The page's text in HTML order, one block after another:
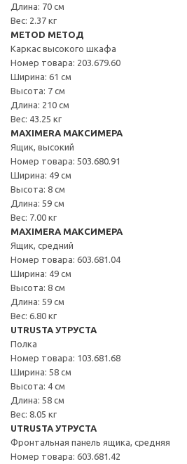
Длина: 70 см
Вес: 2.37 кг
METOD МЕТОД
Каркас высокого шкафа
Номер товара: 203.679.60
Ширина: 61 см
Высота: 7 см
Длина: 210 см
Вес: 43.25 кг
MAXIMERA МАКСИМЕРА
Ящик, высокий
Номер товара: 503.680.91
Ширина: 49 см
Высота: 8 см
Длина: 59 см
Вес: 7.00 кг
MAXIMERA МАКСИМЕРА
Ящик, средний
Номер товара: 603.681.04
Ширина: 49 см
Высота: 8 см
Длина: 59 см
Вес: 6.80 кг
UTRUSTA УТРУСТА
Полка
Номер товара: 103.681.68
Ширина: 58 см
Высота: 4 см
Длина: 58 см
Вес: 8.05 кг
UTRUSTA УТРУСТА
Фронтальная панель ящика, средняя
Номер товара: 603.681.42